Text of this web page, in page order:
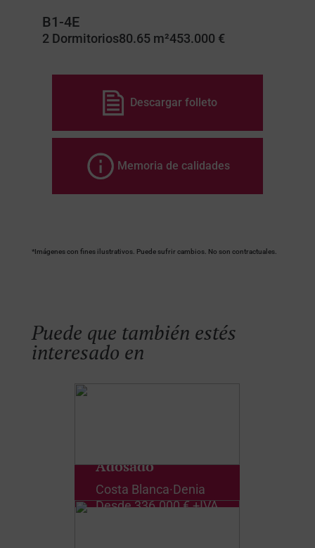
B1-4E
2 Dormitorios80.65 m²453.000 €
Descargar folleto
Memoria de calidades
*Imágenes con fines ilustrativos. Puede sufrir cambios. No son contractuales.
Puede que también estés
interesado en
Adosado
Costa Blanca·Denia
Desde336.000 € +IVA